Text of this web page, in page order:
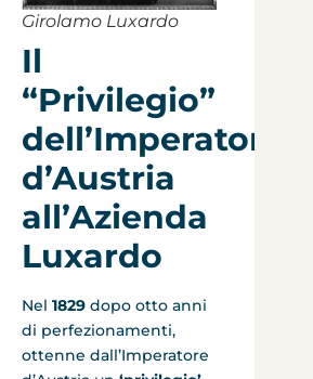
Girolamo Luxardo
Il
“Privilegio”
dell’Imperatore
d’Austria
all’Azienda
Luxardo
Nel 1829 dopo otto anni
di perfezionamenti,
ottenne dall’Imperatore